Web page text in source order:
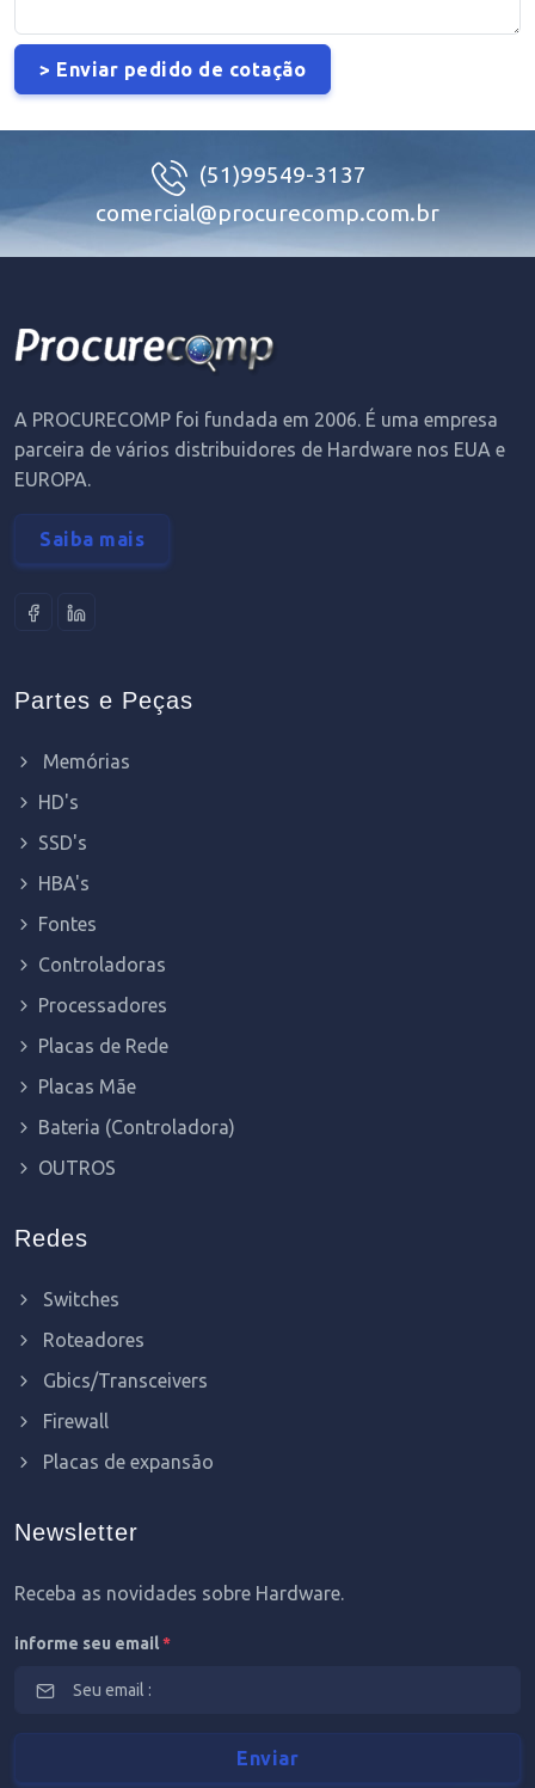
(51)99549-3137
comercial@procurecomp.com.br
A PROCURECOMP foi fundada em 2006. É uma empresa
parceira de vários distribuidores de Hardware nos EUA e
EUROPA.
Saiba mais
Partes e Peças
Memórias
HD's
SSD's
HBA's
Fontes
Controladoras
Processadores
Placas de Rede
Placas Mãe
Bateria (Controladora)
OUTROS
Redes
Switches
Roteadores
Gbics/Transceivers
Firewall
Placas de expansão
Newsletter
Receba as novidades sobre Hardware.
informe seu email*